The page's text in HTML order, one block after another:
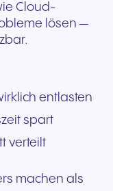
Cloud-
lösen —
entlasten
spart
verteilt
machen als